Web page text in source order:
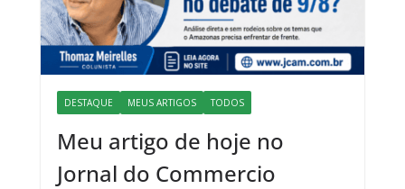
DESTAQUE MEUS ARTIGOS TODOS
Meu artigo de hoje no
Jornal do Commercio